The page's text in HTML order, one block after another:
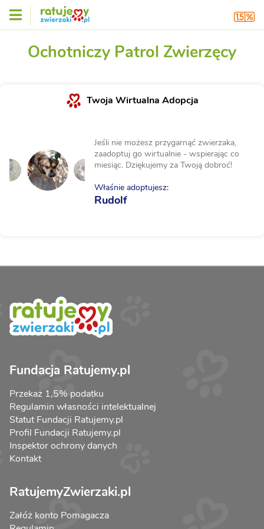
Ochotniczy Patrol Zwierzęcy
Twoja Wirtualna Adopcja
Jeśli nie możesz przygarnąć zwierzaka,
zaadoptuj go wirtualnie - wspierając co
miesiąc. Dziękujemy za Twoją dobroć!
Właśnie adoptujesz:
Rudolf
Fundacja Ratujemy.pl
Przekaż 1,5% podatku
Regulamin własności intelektualnej
Statut Fundacji Ratujemy.pl
Profil Fundacji Ratujemy.pl
Inspektor ochrony danych
Kontakt
RatujemyZwierzaki.pl
Załóż konto Pomagacza